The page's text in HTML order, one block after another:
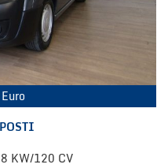
KW/120 CV